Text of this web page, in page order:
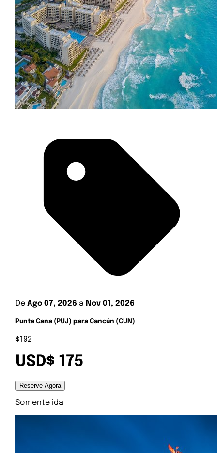
De Ago 07, 2026 a Nov 01, 2026
Punta Cana (PUJ) para Cancún (CUN)
$192
USD$ 175
Reserve Agora
Somente ida